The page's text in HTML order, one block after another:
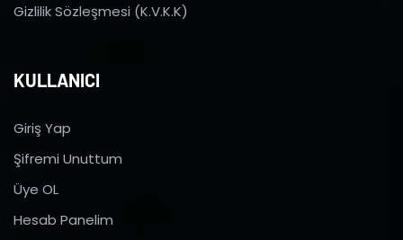
Gizlilik Sözleşmesi (K.V.K.K)
KULLANICI
Giriş Yap
Şifremi Unuttum
Üye OL
Hesab Panelim